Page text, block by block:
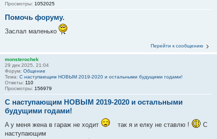
Просмотры: 1052025
Помочь форуму.
Заслал маленько
Перейти к сообщению
monsterochek
29 дек 2025, 21:04
Форум: Общение
Тема: С наступающим НОВЫМ 2019-2020 и остальными будущими годами!
Ответы: 110
Просмотры: 156979
С наступающим НОВЫМ 2019-2020 и остальными
будущими годами!
A у меня жена в гараж не ходит так я и елку не ставлю !
С
наступающим